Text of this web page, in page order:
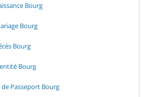
Bourg
Bourg
Bourg
Bourg
Passeport Bourg